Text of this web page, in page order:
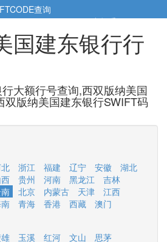
查询
5cm小帮手5cm.cn
国建东银行行
大额行号查询,西双版纳美国
版纳美国建东银行SWIFT码
浙江 福建 辽宁 安徽
湖北
贵州 河南 黑龙江
吉林
北京 内蒙古 天津
江西
青海 香港 西藏
澳门
玉溪 红河 文山
思茅